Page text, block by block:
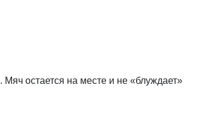
остается на месте и не «блуждает»